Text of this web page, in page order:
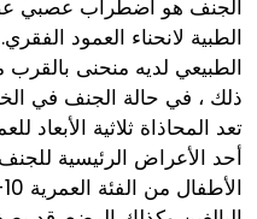
الجنف هو اضطراب عصبي
الطبية لانحناء العمود
الطبيعي لديه منحنى
ذلك ، في حالة الجنف في
تعد المحاذاة ثلاثية الأبعاد
أحد الأعراض الرئيسية